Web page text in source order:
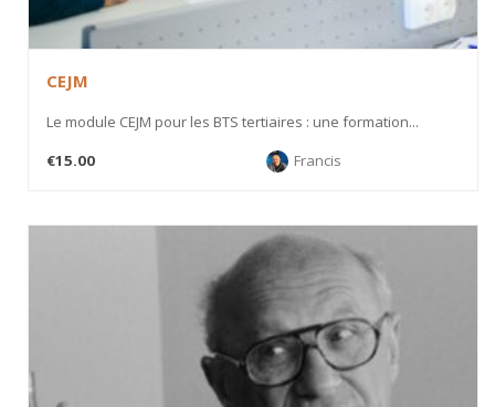
CEJM
Le module CEJM pour les BTS tertiaires : une formation...
€15.00
Francis